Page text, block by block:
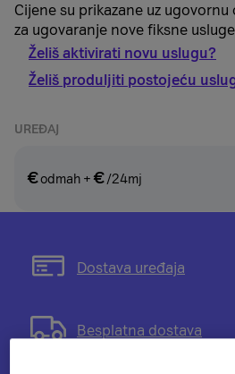
Cijene su prikazane uz
za ugovaranje nove fiksne
Želiš aktivirati novu uslugu?
Želiš produljiti postojeću
UREĐAJ
€odmah + € /24mj
Otvorit
modal
Dostava uređaja
Otvorit
Besplatna dostava